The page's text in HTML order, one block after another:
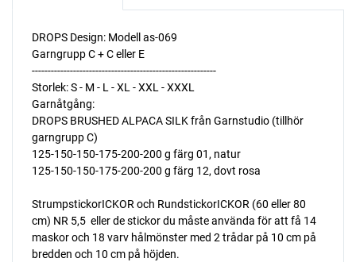
DROPS Design: Modell as-069
Garngrupp C + C eller E
----------------------------------------------------------
Storlek: S - M - L - XL - XXL - XXXL
Garnåtgång:
DROPS BRUSHED ALPACA SILK från Garnstudio (tillhör
garngrupp C)
125-150-150-175-200-200 g färg 01, natur
125-150-150-175-200-200 g färg 12, dovt rosa
StrumpstickorICKOR och RundstickorICKOR (60 eller 80
cm) NR 5,5  eller de stickor du måste använda för att få 14
maskor och 18 varv hålmönster med 2 trådar på 10 cm på
bredden och 10 cm på höjden.